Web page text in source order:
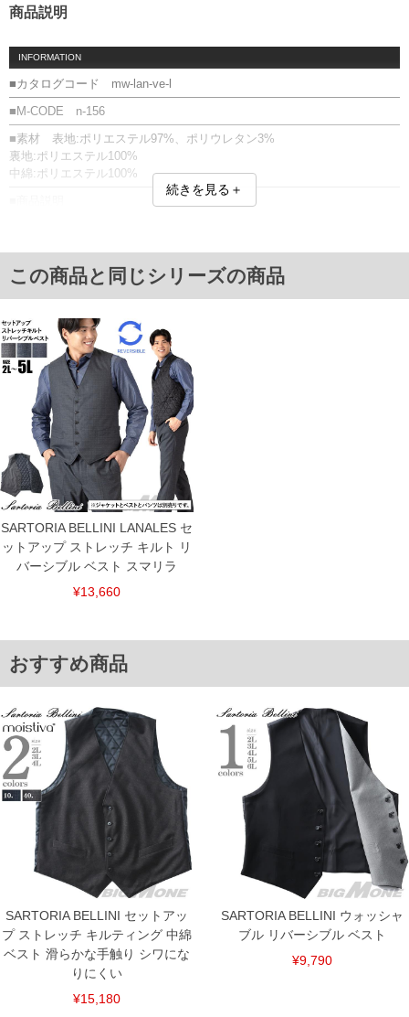
商品説明
INFORMATION
■カタログコード mw-lan-ve-l
■M-CODE n-156
■素材 表地:ポリエステル97%、ポリウレタン3%
裏地:ポリエステル100%
中綿:ポリエステル100%
■サイズ表
サイズ/胸囲/胴囲/着丈
2L/121/119/62
3L/127/125/64
4L/133/131/66
5L/139/137/68
単位はcm
※【返品交換について】
返品交換希望の方は、商品到着後1週間以内にご連絡ください。
下着(肌着)やワイシャツは商品の性質上、返品交換不可とさせて頂いております。予め
ご了承くださいませ。
※【ボトムの裾上げをご希望の場合】
裾上げ料金は500円+税となります。
備考欄に股下●cmとご記入下さい。（裾上げ無料対象商品は1本につき税込6,000円以
上の品が対象。1本5,999円以下の商品は有料（500円+税）となります。）
尚、裾上げした商品は返品・交換不可となりますので、予めご了承下さい。
一部、お直しに対応出来ない商品がございます。(例：裾にファスナーや調節ひもが付
いている、極端なデザインが施されている等)
※商品によって若干のサイズの誤差がございます。また、お客様がご使用の環境（コ
す。そのようなことがない様最大限に努めておりますが、もしあった場合速やかにご
連絡させて頂きますので予めご了承ください。
ITEM INTRODUCTION
続きを見る＋
この商品と同じシリーズの商品
SARTORIA BELLINI LANALES セ
ットアップ ストレッチ キルト リ
バーシブル ベスト スマリラ
¥13,660
おすすめ商品
SARTORIA BELLINI セットアッ
プ ストレッチ キルティング 中綿
ベスト 滑らかな手触り シワにな
りにくい
¥15,180
SARTORIA BELLINI ウォッシャ
ブル リバーシブル ベスト
¥9,790